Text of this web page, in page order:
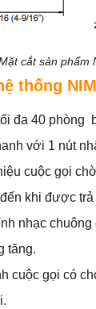
cắt sản phẩm
thống NIM
đa 40 phòng
với 1 nút
cuộc gọi
khi được
nhạc
tăng.
cuộc gọi có